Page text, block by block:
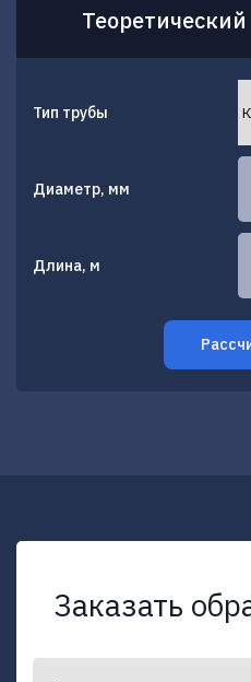
Тип трубы
Диаметр, мм
Длина, м
Заказать